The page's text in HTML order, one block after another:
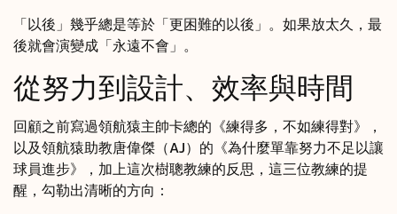
「以後」幾乎總是等於「更困難的以後」。如果放太久，最
後就會演變成「永遠不會」。
從努力到設計、效率與時間
回顧之前寫過領航猿主帥卡總的 《練得多，不如練得對》
，
以及領航猿助教唐偉傑（AJ）的 《為什麼單靠努力不足以讓
球員進步》
，加上這次樹聰教練的反思，這三位教練的提
醒，勾勒出清晰的方向：